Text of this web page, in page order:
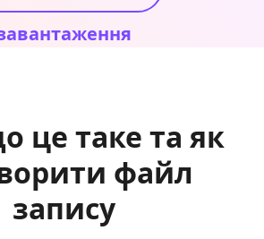
це таке та як
файл
запису